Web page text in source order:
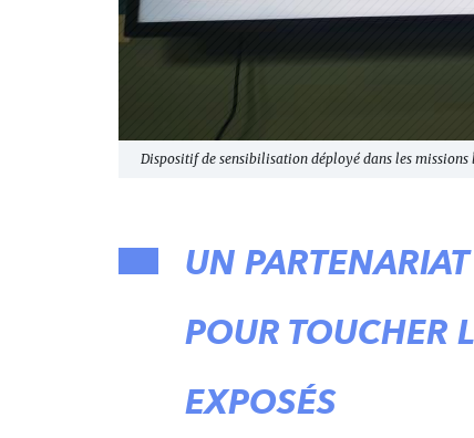
Dispositif de sensibilisation déployé dans les missions
UN
POUR TOUCHER
EXPOSÉS